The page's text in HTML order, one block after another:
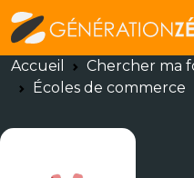
Accueil
Chercher ma
Écoles de commerce